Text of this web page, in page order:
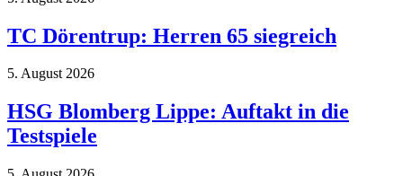
TC Dörentrup: Herren 65 siegreich
5. August 2026
HSG Blomberg Lippe: Auftakt in die
Testspiele